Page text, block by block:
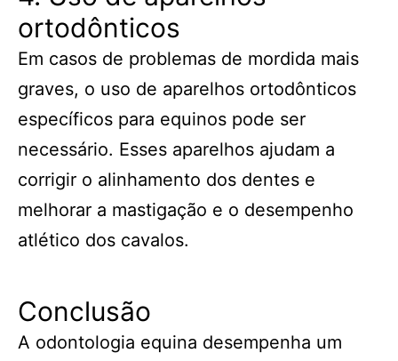
ortodônticos
Em casos de problemas de mordida mais
graves, o uso de aparelhos ortodônticos
específicos para equinos pode ser
necessário. Esses aparelhos ajudam a
corrigir o alinhamento dos dentes e
melhorar a mastigação e o desempenho
atlético dos cavalos.
Conclusão
A odontologia equina desempenha um